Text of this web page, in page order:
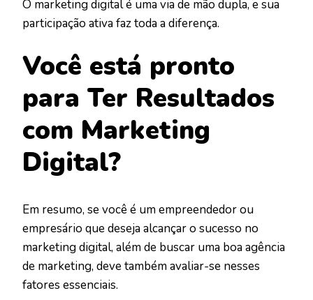
O marketing digital é uma via de mão dupla, e sua
participação ativa faz toda a diferença.
Você está pronto
para Ter Resultados
com Marketing
Digital?
Em resumo, se você é um empreendedor ou
empresário que deseja alcançar o sucesso no
marketing digital, além de buscar uma boa agência
de marketing, deve também avaliar-se nesses
fatores essenciais.